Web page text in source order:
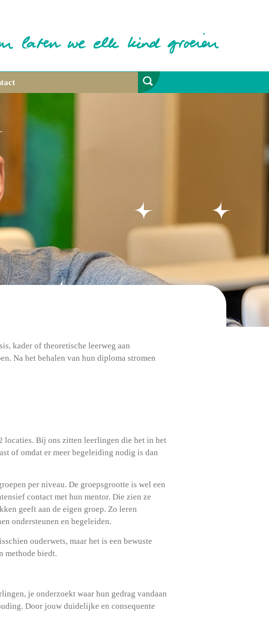
kader of theoretische leerweg aan
Na het behalen van hun diploma stromen
locaties. Bij ons zitten leerlingen die het in het
of omdat er meer begeleiding nodig is dan
per niveau. De groepsgrootte is wel een
contact met hun mentor. Die zien ze
geeft aan de eigen groep. Zo leren
ondersteunen en begeleiden.
ouderwets, maar het is een bewuste
methode biedt.
je onderzoekt waar hun gedrag vandaan
Door jouw duidelijke en consequente